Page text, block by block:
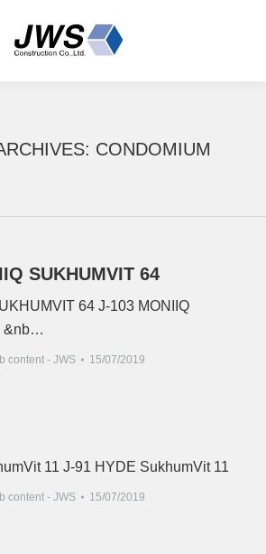
CONDOMIUM
SUKHUMVIT 64
64 J-103 MONIIQ
&nb…
content - JWS 15/07/2019
11 J-91 HYDE SukhumVit 11
content - JWS 15/07/2019